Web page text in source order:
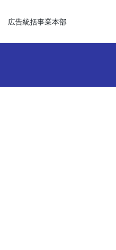
広告統括事業本部